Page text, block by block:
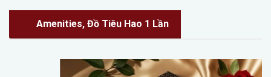
Amenities, Đồ Tiêu Hao 1 Lần